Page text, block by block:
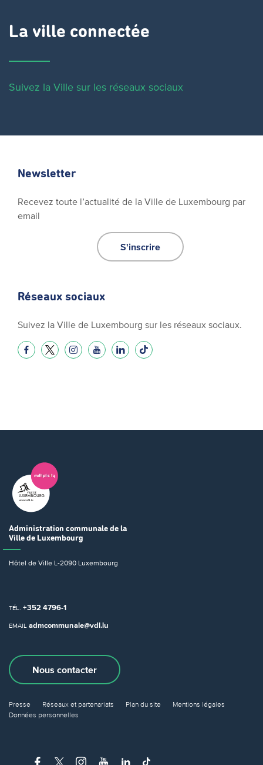
La ville connectée
Suivez la Ville sur les réseaux sociaux
Newsletter
Recevez toute l’actualité de la Ville de Luxembourg par
email
S'inscrire
Réseaux sociaux
Suivez la Ville de Luxembourg sur les réseaux sociaux.
Administration communale de la
Ville de Luxembourg
Hôtel de Ville L-2090 Luxembourg
TÉL. +352 4796-1
EMAIL admcommunale@vdl.lu
Nous contacter
Presse Réseaux et partenariats Plan du site
Mentions légales
Données personnelles